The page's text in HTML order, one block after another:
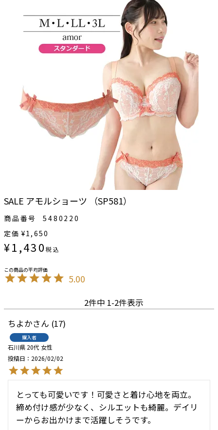
SALE アモルショーツ （SP581）
商品番号
5480220
定価 ¥1,650
¥1,430 税込
5.00
2件中 1-2件表示
ちよか
17
購入者
石川県 20代 女性
投稿日
2026/02/02
とっても可愛いです！可愛さと着け心地を両立。
締め付け感が少なく、シルエットも綺麗。デイリ
ーからお出かけまで活躍しそうです。